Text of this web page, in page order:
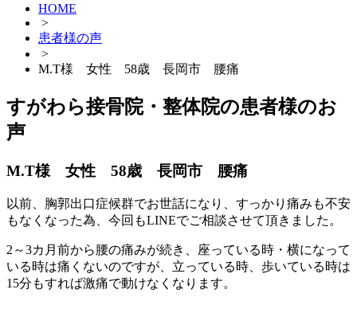
HOME
>
患者様の声
>
M.T様 女性 58歳 長岡市 腰痛
すがわら接骨院・整体院の患者様のお
声
M.T様 女性 58歳 長岡市 腰痛
以前、胸郭出口症候群でお世話になり、すっかり痛みも不安
もなくなった為、今回もLINEでご相談させて頂きました。
2～3カ月前から腰の痛みが続き、座っている時・横になって
いる時は痛くないのですが、立っている時、歩いている時は
15分もすれば激痛で動けなくなります。